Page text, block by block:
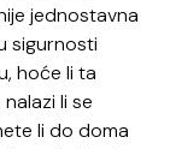
jednostavna
sigurnosti
hoće li ta
li se
li do doma